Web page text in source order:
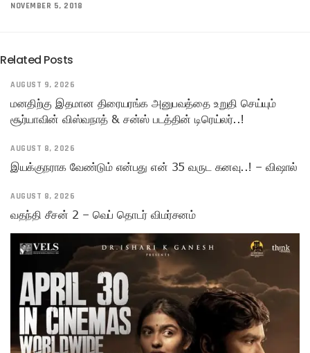
NOVEMBER 5, 2018
Related Posts
AUGUST 9, 2026
மனதிற்கு இதமான திரையரங்க அனுபவத்தை உறுதி செய்யும்
சூர்யாவின் விஸ்வநாத் & சன்ஸ் படத்தின் டிரெய்லர்..!
AUGUST 8, 2026
இயக்குநராக வேண்டும் என்பது என் 35 வருட கனவு..! – விஷால்
AUGUST 8, 2026
வதந்தி சீசன் 2 – வெப் தொடர் விமர்சனம்